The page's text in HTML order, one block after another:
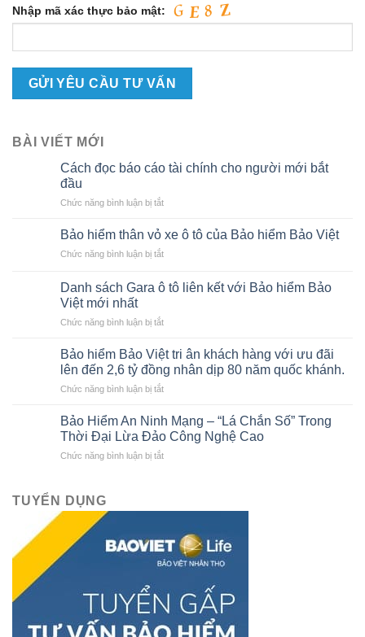
Nhập mã xác thực bảo mật:
BÀI VIẾT MỚI
Cách đọc báo cáo tài chính cho người mới bắt
đầu
Chức năng bình luận bị tắtở
cáo
chính
mới
đầu
Bảo hiểm thân vỏ xe ô tô của Bảo hiểm Bảo Việt
Chức năng bình luận bị tắtở
hiểm
thân
xe
tô
Bảo
hiểm
Việt
Danh sách Gara ô tô liên kết với Bảo hiểm Bảo
Việt mới nhất
Chức năng bình luận bị tắtở
sách
Gara
ô
tô
kết
với
hiểm
Bảo hiểm Bảo Việt tri ân khách hàng với ưu đãi
lên đến 2,6 tỷ đồng nhân dịp 80 năm quốc khánh.
Chức năng bình luận bị tắtở
hiểm
Bảo
Việt
tri
với
đãi
lên
đến
tỷ
đồng
nhân
Bảo Hiểm An Ninh Mạng – “Lá Chắn Số” Trong
Thời Đại Lừa Đảo Công Nghệ Cao
Chức năng bình luận bị tắtở
Ninh
–
“Lá
Chắn
Trong
Thời
Lừa
TUYỂN DỤNG